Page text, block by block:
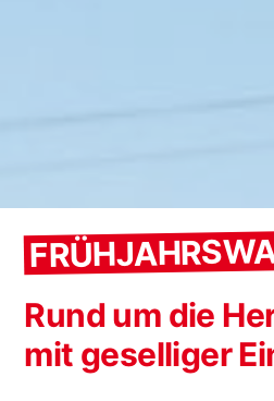
Rund um die
mit geselliger